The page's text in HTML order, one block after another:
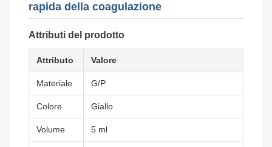
rapida della coagulazione
Attributi del prodotto
Attributo Valore
Materiale G/P
Colore Giallo
Volume 5 ml